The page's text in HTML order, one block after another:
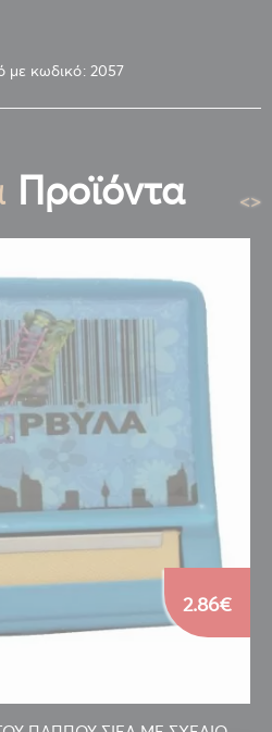
με κωδικό: 2057
Προϊόντα
2.86€
<>